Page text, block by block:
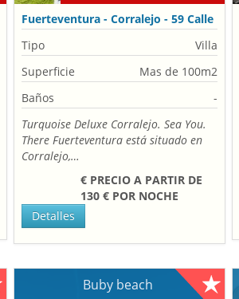
Fuerteventura - Corralejo - 59 Calle
la Palma, 35660 Corralejo, España
Tipo
Villa
Superficie
Mas de 100m2
Baños
-
Turquoise Deluxe Corralejo. Sea You.
There Fuerteventura está situado en
Corralejo,…
€ PRECIO A PARTIR DE
130 € POR NOCHE
Detalles
Buby beach